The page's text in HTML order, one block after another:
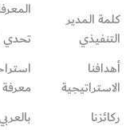
كلمة المدير
التنفيذي
أهدافنا
الاستراتيجية
ركائزنا
تحدي
معرفة